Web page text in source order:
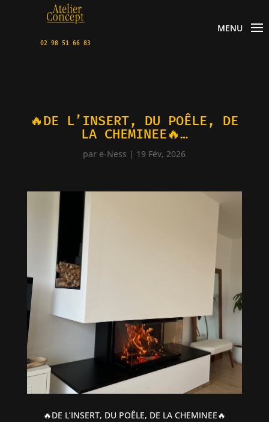
02 98 51 66 83
MENU
🔥DE L’INSERT, DU POÊLE, DE
LA CHEMINEE🔥…
par e-Ness | 19 Fév, 2026
🔥DE L’INSERT, DU POÊLE, DE LA CHEMINEE🔥